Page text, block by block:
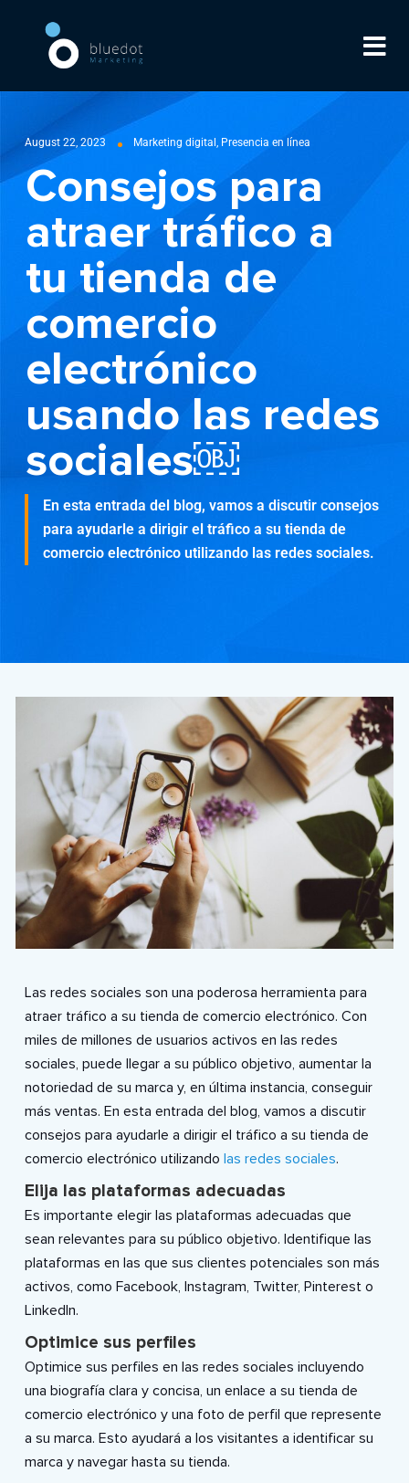
August 22, 2023 Marketing digital , Presencia en línea
Consejos para
atraer tráfico a
tu tienda de
comercio
electrónico
usando las redes
sociales￼
En esta entrada del blog, vamos a discutir consejos
para ayudarle a dirigir el tráfico a su tienda de
comercio electrónico utilizando las redes sociales.
Las redes sociales son una poderosa herramienta para
atraer tráfico a su tienda de comercio electrónico. Con
miles de millones de usuarios activos en las redes
sociales, puede llegar a su público objetivo, aumentar la
notoriedad de su marca y, en última instancia, conseguir
más ventas. En esta entrada del blog, vamos a discutir
consejos para ayudarle a dirigir el tráfico a su tienda de
comercio electrónico utilizando las redes sociales.
Elija las plataformas adecuadas
Es importante elegir las plataformas adecuadas que
sean relevantes para su público objetivo. Identifique las
plataformas en las que sus clientes potenciales son más
activos, como Facebook, Instagram, Twitter, Pinterest o
LinkedIn.
Optimice sus perfiles
Optimice sus perfiles en las redes sociales incluyendo
una biografía clara y concisa, un enlace a su tienda de
comercio electrónico y una foto de perfil que represente
a su marca. Esto ayudará a los visitantes a identificar su
marca y navegar hasta su tienda.